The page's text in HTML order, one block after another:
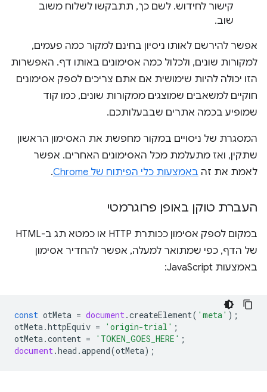
קישור לחידוש. לשם כך, תתבקשו לשלוח משוב
שוב.
אפשר להירשם לאותו ניסיון בחינם למקור כמה פעמים,
למקורות שונים, ולכלול כמה אסימונים באותו דף. האפשרות
הזו יכולה להיות שימושית אם אתם צריכים לספק אסימונים
חוקיים למשאבים שמוצגים ממקורות שונים, כמו קוד
שמופיע בכמה אתרים שבבעלותכם.
המסגרת של ניסויים במקור מחפשת את האסימון הראשון
שתקין, ואז מתעלמת מכל האסימונים האחרים. אפשר
לאמת את זה באמצעות כלי הפיתוח של Chrome .
העברת טוקן באופן פרוגרמטי
במקום לספק אסימון ככותרת HTTP או כמטא תג ב-HTML
של הדף, כפי שמתואר למעלה, אפשר להחדיר אסימון
באמצעות JavaScript:
const otMeta = document.createElement( 'meta' );
otMeta.httpEquiv = 'origin-trial' ;
otMeta.content = 'TOKEN_GOES_HERE' ;
document.head .append(otMeta);